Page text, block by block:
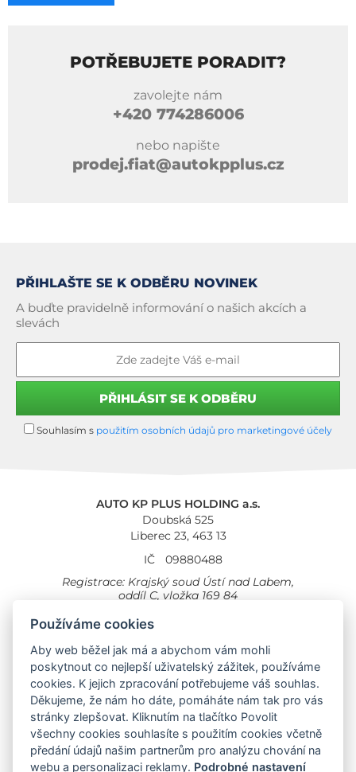
POTŘEBUJETE PORADIT?
zavolejte nám
+420774286006
nebo napište
prodej.fiat@autokpplus.cz
PŘIHLAŠTE SE K ODBĚRU NOVINEK
A buďte pravidelně informování o našich akcích a
slevách
Souhlasím s použitím osobních údajů pro marketingové účely
AUTO KP PLUS HOLDING a.s.
Doubská 525
Liberec 23, 463 13
IČ
09880488
Registrace: Krajský soud Ústí nad Labem,
oddíl C, vložka 169 84
Cookies Všeobecné obchodní podmínky
Provozovna Toyota
Londýnská 558
Liberec, 460 01
Provozovna Toyota Professional
Doubská 660,
Liberec 463 12
Auto KP Plus:
Používáme cookies
Aby web běžel jak má a abychom vám mohli
poskytnout co nejlepší uživatelský zážitek, používáme
cookies. K jejich zpracování potřebujeme váš souhlas.
Děkujeme, že nám ho dáte, pomáháte nám tak pro vás
stránky zlepšovat. Kliknutím na tlačítko Povolit
všechny cookies souhlasíte s použitím cookies včetně
předání údajů našim partnerům pro analýzu chování na
webu a personalizaci reklamy. Podrobné nastavení